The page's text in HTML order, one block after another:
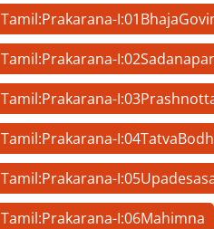
Tamil:Prakarana-
Tamil:Prakarana-
Tamil:Prakarana-
Tamil:Prakarana-
Tamil:Prakarana-
Tamil:Prakarana-I:06Mahimna